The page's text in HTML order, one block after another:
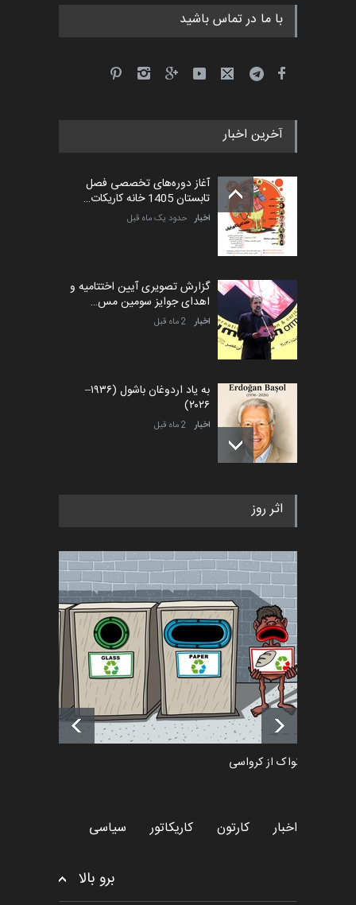
با ما در تماس باشید
آخرین اخبار
آغاز دوره‌های تخصصی فصل
تابستان 1405 خانه کاریکات…
اخبار حدود یک ماه قبل
گزارش تصویری آیین اختتامیه و
اهدای جوایز سومین مس…
اخبار 2 ماه قبل
به یاد اردوغان باشول (۱۹۳۶–
۲۰۲۶)
اخبار 2 ماه قبل
رویداد کارگاهی کارتون و پوستر
اخبار 6 ماه قبل
فراخوان رویداد کارگاهی کارتون و
پوستر "ایران سربل…
تسلیت به همکار | سهراب خیری
اخبار 6 ماه قبل
اثر روز
دمیر نواک از کرواسی
اخبار کارتون کاریکاتور سیاسی
برو بالا